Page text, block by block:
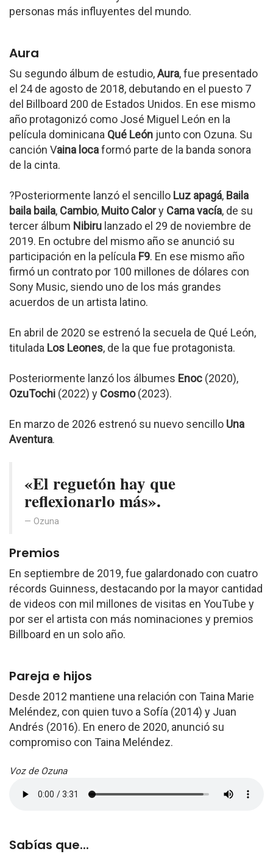
personas más influyentes del mundo.
Aura
Su segundo álbum de estudio,Aura, fue presentado
el 24 de agosto de 2018, debutando en el puesto 7
del Billboard 200 de Estados Unidos. En ese mismo
año protagonizó como José Miguel León en la
película dominicana Qué León junto con Ozuna. Su
canción Vaina locaformó parte de la banda sonora
de la cinta.
?Posteriormente lanzó el sencillo Luz apagá, Baila
baila baila, Cambio, Muito Calory Cama vacía, de su
tercer álbum Nibiru lanzado el 29 de noviembre de
2019. En octubre del mismo año se anunció su
participación en la película F9. En ese mismo año
firmó un contrato por 100 millones de dólares con
Sony Music, siendo uno de los más grandes
acuerdos de un artista latino.
En abril de 2020 se estrenó la secuela de Qué León,
titulada Los Leones, de la que fue protagonista.
Posteriormente lanzó los álbumes Enoc (2020),
OzuTochi (2022) y Cosmo(2023).
En marzo de 2026 estrenó su nuevo sencillo Una
Aventura.
«El reguetón hay que
reflexionarlo más».
Ozuna
Premios
En septiembre de 2019, fue galardonado con cuatro
récords Guinness, destacando por la mayor cantidad
de videos con mil millones de visitas en YouTube y
por ser el artista con más nominaciones y premios
Billboard en un solo año.
Pareja e hijos
Desde 2012 mantiene una relación con Taina Marie
Meléndez, con quien tuvo a Sofía (2014) y Juan
Andrés (2016). En enero de 2020, anunció su
compromiso con Taina Meléndez.
Voz de Ozuna
Sabías que...